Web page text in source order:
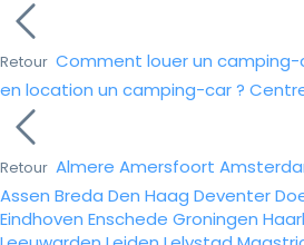
Retour Comment louer un camping-
en location un camping-car ?
Retour Almere Amersfoort
Assen Breda Den Haag Deventer
Eindhoven Enschede Groningen